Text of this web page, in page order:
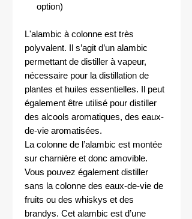
option)
L'alambic à colonne est très
polyvalent. Il s’agit d’un alambic
permettant de distiller à vapeur,
nécessaire pour la distillation de
plantes et huiles essentielles. Il peut
également être utilisé pour distiller
des alcools aromatiques, des eaux-
de-vie aromatisées.
La colonne de l’alambic est montée
sur charnière et donc amovible.
Vous pouvez également distiller
sans la colonne des eaux-de-vie de
fruits ou des whiskys et des
brandys. Cet alambic est d’une